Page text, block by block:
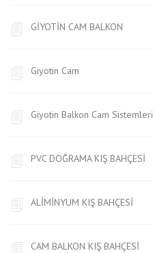
GİYOTİN CAM BALKON
Giyotin Cam
Giyotin Balkon Cam Sistemleri
PVC DOĞRAMA KIŞ BAHÇESİ
ALİMİNYUM KIŞ BAHÇESİ
CAM BALKON KIŞ BAHÇESİ